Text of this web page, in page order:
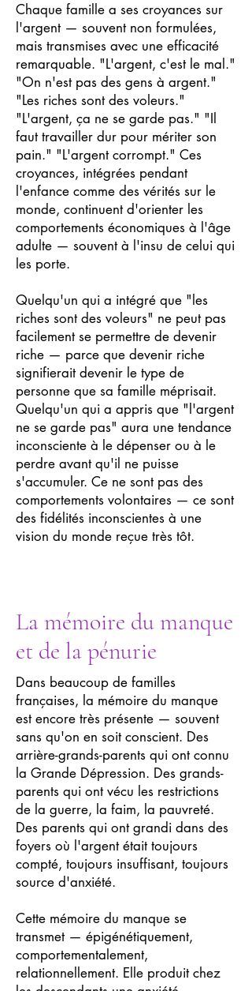
Chaque famille a ses croyances sur
l'argent — souvent non formulées,
mais transmises avec une efficacité
remarquable. "L'argent, c'est le mal."
"On n'est pas des gens à argent."
"Les riches sont des voleurs."
"L'argent, ça ne se garde pas." "Il
faut travailler dur pour mériter son
pain." "L'argent corrompt." Ces
croyances, intégrées pendant
l'enfance comme des vérités sur le
monde, continuent d'orienter les
comportements économiques à l'âge
adulte — souvent à l'insu de celui qui
les porte.
Quelqu'un qui a intégré que "les
riches sont des voleurs" ne peut pas
facilement se permettre de devenir
riche — parce que devenir riche
signifierait devenir le type de
personne que sa famille méprisait.
Quelqu'un qui a appris que "l'argent
ne se garde pas" aura une tendance
inconsciente à le dépenser ou à le
perdre avant qu'il ne puisse
s'accumuler. Ce ne sont pas des
comportements volontaires — ce sont
des fidélités inconscientes à une
vision du monde reçue très tôt.
La mémoire du manque
et de la pénurie
Dans beaucoup de familles
françaises, la mémoire du manque
est encore très présente — souvent
sans qu'on en soit conscient. Des
arrière-grands-parents qui ont connu
la Grande Dépression. Des grands-
parents qui ont vécu les restrictions
de la guerre, la faim, la pauvreté.
Des parents qui ont grandi dans des
foyers où l'argent était toujours
compté, toujours insuffisant, toujours
source d'anxiété.
Cette mémoire du manque se
transmet — épigénétiquement,
comportementalement,
relationnellement. Elle produit chez